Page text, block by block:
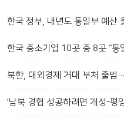
한국 정부, 내년도 통일부 예산
한국 중소기업 10곳 중 8곳 “통
북한, 대외경제 거대 부처 출범
'남북 경협 성공하려면 개성-평